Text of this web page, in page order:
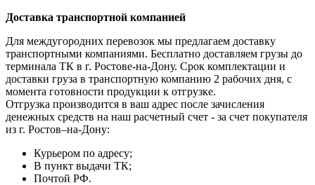
Доставка транспортной компанией
Для междугородних перевозок мы предлагаем доставку
транспортными компаниями. Бесплатно доставляем грузы до
терминала ТК в г. Ростове-на-Дону. Срок комплектации и
доставки груза в транспортную компанию 2 рабочих дня, с
момента готовности продукции к отгрузке.
Отгрузка производится в ваш адрес после зачисления
денежных средств на наш расчетный счет - за счет покупателя
из г. Ростов–на-Дону:
Курьером по адресу;
В пункт выдачи ТК;
Почтой РФ.